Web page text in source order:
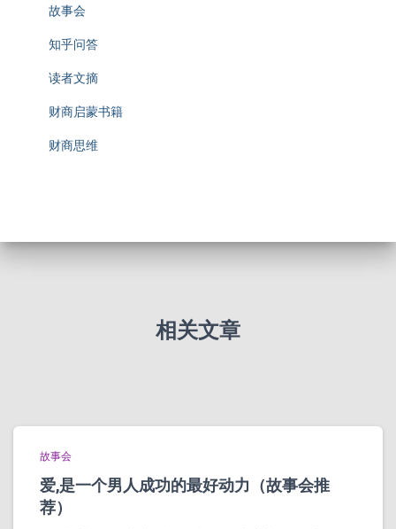
故事会
知乎问答
读者文摘
财商启蒙书籍
财商思维
相关文章
故事会
爱,是一个男人成功的最好动力（故事会推
荐）